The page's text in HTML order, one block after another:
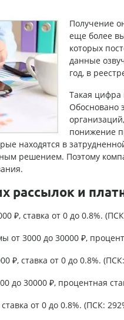
Получение
еще более
которых
данные
год, в
Такая цифра
Обосновано
понижение
находятся в
решением. Поэтому
рассылок и
₽, ставка от 0 до 0.8%.
от 3000 до 30000 ₽,
₽, ставка от 0 до 0.8%.
до 30000 ₽, процентная
от 0 до 0.8%. (ПСК: